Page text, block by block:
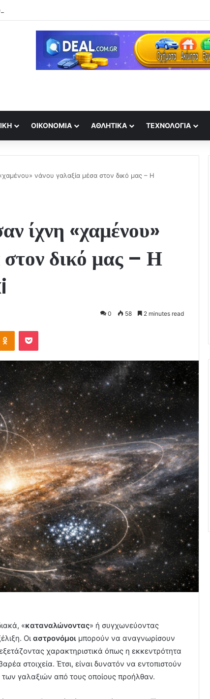
ΟΙΚΟΝΟΜΊΑ ΑΘΛΗΤΙΚΆ ΤΕΧΝΟΛΟΓΊΑ
νάνου γαλαξία μέσα στον δικό μας – Η
ίχνη «χαμένου»
δικό μας – Η
0 58 2 minutes read
Odnoklassniki
Pocket
«καταναλώνοντας» ή συγχωνεύοντας
Οι αστρονόμοι μπορούν να αναγνωρίσουν
χαρακτηριστικά όπως η εκκεντρότητα
στοιχεία. Έτσι, είναι δυνατόν να εντοπιστούν
γαλαξιών από τους οποίους προήλθαν.